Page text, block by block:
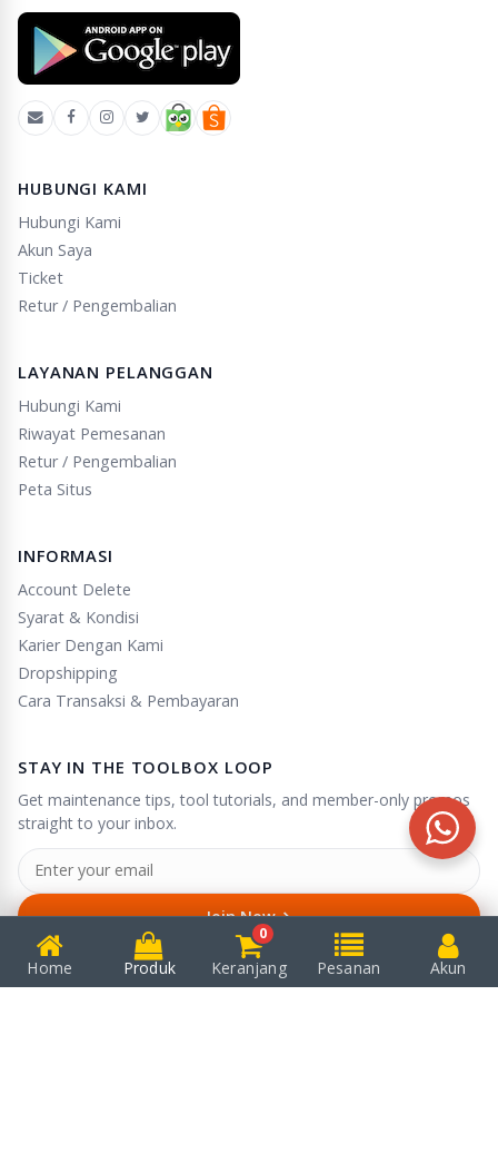
HUBUNGI KAMI
Hubungi Kami
Akun Saya
Ticket
Retur / Pengembalian
LAYANAN PELANGGAN
Hubungi Kami
Riwayat Pemesanan
Retur / Pengembalian
Peta Situs
INFORMASI
Account Delete
Syarat & Kondisi
Karier Dengan Kami
Dropshipping
Cara Transaksi & Pembayaran
STAY IN THE TOOLBOX LOOP
Get maintenance tips, tool tutorials, and member-only promos
straight to your inbox.
Join Now→
Unsubscribe anytime in one click.
Home Produk
0
Keranjang Pesanan Akun